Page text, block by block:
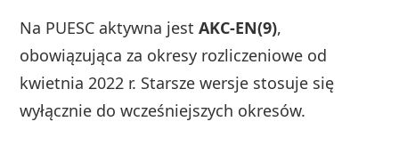
Na PUESC aktywna jestAKC-EN(9),
obowiązująca za okresy rozliczeniowe od
kwietnia 2022 r. Starsze wersje stosuje się
wyłącznie do wcześniejszych okresów.